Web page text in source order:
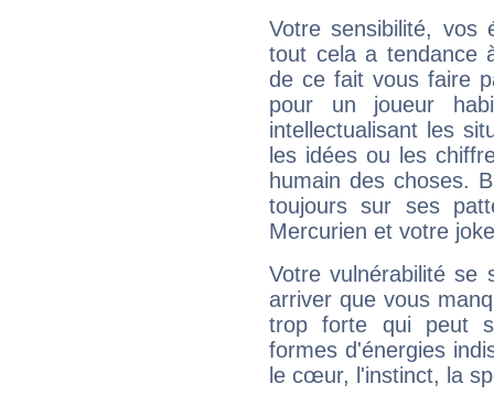
Votre sensibilité,
tout cela a tendance
de ce fait vous faire
pour un joueur
intellectualisant les
les idées ou les
humain des choses.
toujours sur ses
Mercurien et votre
Votre vulnérabilité se
arriver que vous
trop forte qui peut
formes d'énergies
le cœur, l'instinct, la